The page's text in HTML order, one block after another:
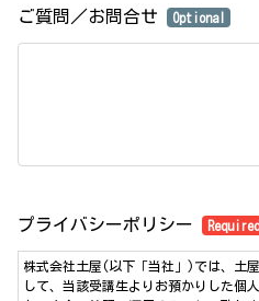
ご質問／お問合せ Optional
プライバシーポリシー Required
株式会社土屋(以下「当社」)では、土
して、当該受講生よりお預かりした個